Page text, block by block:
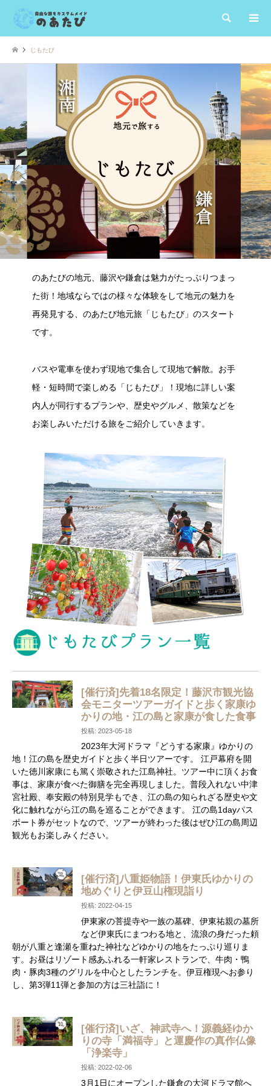
検索
じもたび
のあたびの地元、藤沢や鎌倉は魅力がたっぷりつまっ
た街！地域ならではの様々な体験をして地元の魅力を
再発見する、のあたび地元旅「じもたび」のスタート
です。
バスや電車を使わず現地で集合して現地で解散。お手
軽・短時間で楽しめる「じもたび」！現地に詳しい案
内人が同行するプランや、歴史やグルメ、散策などを
お楽しみいただける旅をご紹介していきます。
[催行済]先着18名限定！藤沢市観光協
会モニターツアーガイドと歩く家康ゆ
かりの地・江の島と家康が食した食事
投稿: 2023-05-18
2023年大河ドラマ『どうする家康』ゆかりの
地！江の島を歴史ガイドと歩く半日ツアーです。 江戸幕府を開
いた徳川家康にも篤く崇敬された江島神社。ツアー中に頂くお食
事は、家康が食べた御膳を完全再現しました。普段入れない中津
宮社殿、奉安殿の特別見学もでき、江の島の知られざる歴史や文
化に触れながら江の島を巡ることができます。 江の島1dayパス
ポート券がセットなので、ツアーが終わった後はぜひ江の島周辺
観光もお楽しみください。
[催行済]八重姫物語！伊東氏ゆかりの
地めぐりと伊豆山権現詣り
投稿: 2022-04-15
伊東家の菩提寺や一族の墓碑、伊東祐親の墓所
など伊東氏にまつわる地と、流浪の身だった頼
朝が八重と逢瀬を重ねた神社などゆかりの地をたっぷり巡りま
す。お昼はリゾート感あふれる一軒家レストランで、牛肉・鴨
肉・豚肉3種のグリルを中心としたランチを。伊豆権現へお参り
し、第3弾11弾と参加の方は三社詣に！
[催行済]いざ、神武寺へ！源義経ゆか
りの寺「満福寺」と運慶作の真作仏像
「浄楽寺」
投稿: 2022-02-06
3月1日にオープンした鎌倉の大河ドラマ館へ